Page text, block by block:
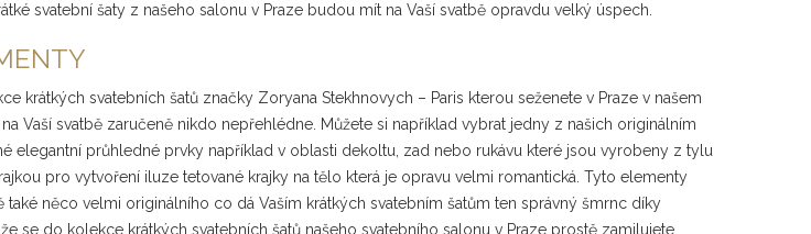
svatební šaty z našeho salonu v Praze budou mít na Vaší svatbě opravdu velký úspech.
krátkých svatebních šatů značky Zoryana Stekhnovych – Paris kterou seženete v Praze v našem
Vaší svatbě zaručeně nikdo nepřehlédne. Můžete si například vybrat jedny z našich originálním
elegantní průhledné prvky například v oblasti dekoltu, zad nebo rukávu které jsou vyrobeny z tylu
pro vytvoření iluze tetované krajky na tělo která je opravu velmi romantická. Tyto elementy
něco velmi originálního co dá Vaším krátkých svatebním šatům ten správný šmrnc díky
se do kolekce krátkých svatebních šatů našeho svatebního salonu v Praze prostě zamilujete.